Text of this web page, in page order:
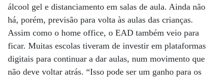
álcool gel e distanciamento em salas de aula. Ainda não
há, porém, previsão para volta às aulas das crianças.
Assim como o home office, o EAD também veio para
ficar. Muitas escolas tiveram de investir em plataformas
digitais para continuar a dar aulas, num movimento que
não deve voltar atrás. “Isso pode ser um ganho para os